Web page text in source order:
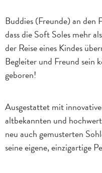
Buddies (Freunde) an den
dass die Soft Soles mehr
der Reise eines Kindes
Begleiter und Freund sein
geboren!
Ausgestattet mit
altbekannten und
neu auch gemusterten
seine eigene, einzigartige